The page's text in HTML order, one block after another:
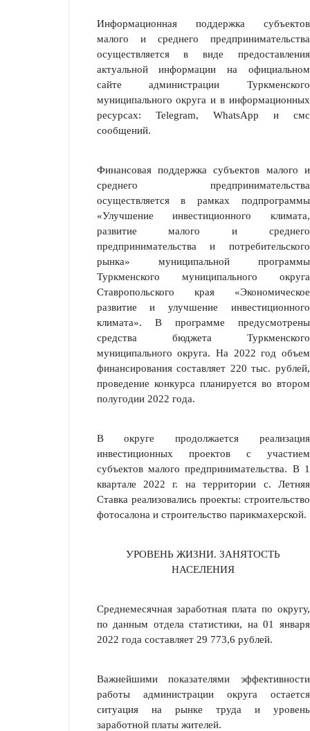
Информационная поддержка субъектов
малого и среднего предпринима­тельства
осуществляется в виде предоставления
актуальной информации на официальном
сайте администрации Туркменского
муниципального округа и в информационных
ресурсах: Telegram, WhatsApp и смс
сообщений.
Финансовая поддержка субъектов малого и
среднего предприни­мательства
осуществляется в рамках подпрограммы
«Улучшение инвестици­онного климата,
развитие малого и среднего
предпринимательства и потреби­тельского
рынка» муниципальной программы
Туркменского муниципального округа
Ставропольского края «Экономическое
развитие и улучшение инвести­ционного
климата». В программе предусмотрены
средства бюджета Туркмен­ского
муниципального округа. На 2022 год объем
финансирования составляет 220 тыс. рублей,
проведение конкурса планируется во втором
полугодии 2022 года.
В округе продолжается реализация
инвестиционных проектов с участием
субъектов малого предпринимательства. В 1
квартале 2022 г. на территории с. Летняя
Ставка реализовались про­екты: строительство
фотосалона и строительство парикмахерской.
УРОВЕНЬ ЖИЗНИ. ЗАНЯТОСТЬ
НАСЕЛЕНИЯ
Среднемесячная заработная плата по округу,
по данным отдела статистики, на 01 января
2022 года составляет 29 773,6 рублей.
Важнейшими показателями эффективности
работы администрации округа остается
ситуация на рынке труда и уровень
заработной платы жителей.